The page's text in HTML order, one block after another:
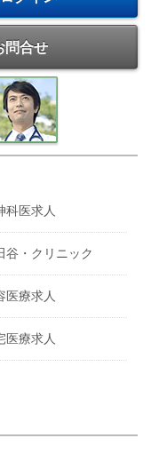
問合せ
科医求人
谷・クリニック
医療求人
医療求人